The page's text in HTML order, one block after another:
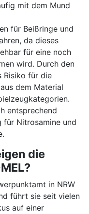
mit dem Mund
für Beißringe und
da dieses
für eine noch
wird. Durch den
Risiko für die
dem Material
entsprechend
für Nitrosamine und
die
in NRW
führt sie seit vielen
auf einer